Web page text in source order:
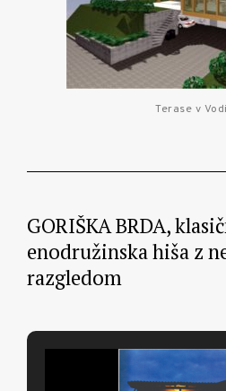
Terase v
GORIŠKA BRDA,
enodružinska hiša z
razgledom